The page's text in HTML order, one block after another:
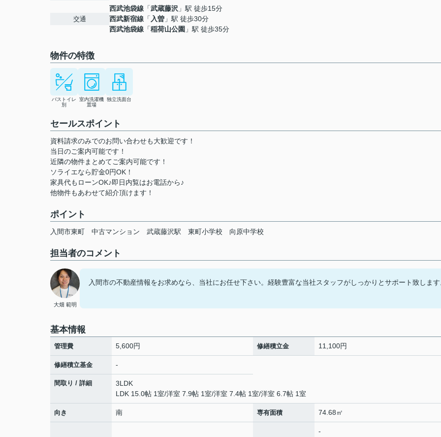
交通
西武池袋線 「武蔵藤沢 」駅 徒歩15分
西武新宿線 「 入曽 」駅 徒歩30分
西武池袋線 「稲荷山公園 」駅 徒歩35分
物件の特徴
バストイレ
別
室内洗濯機
置場
独立洗面台
セールスポイント
資料請求のみでのお問い合わせも大歓迎です！
当日のご案内可能です！
近隣の物件まとめてご案内可能です！
ソライエなら貯金0円OK！
家具代もローンOK♪即日内覧はお電話から♪
他物件もあわせて紹介頂けます！
ポイント
入間市東町 中古マンション 武蔵藤沢駅 東町小学校 向原中学校
担当者のコメント
大畑 範明
入間市の不動産情報をお求めなら、当社にお任せ下さい。経験豊富な当社スタッフがしっかりとサポート致しま
基本情報
管理費 5,600円 修繕積立金 11,100円
修繕積立基金 -
間取り / 詳細
3LDK
LDK 15.0帖 1室/洋室 7.9帖 1室/洋室 7.4帖 1室/洋室 6.7帖 1室
向き 南 専有面積 74.68㎡
-